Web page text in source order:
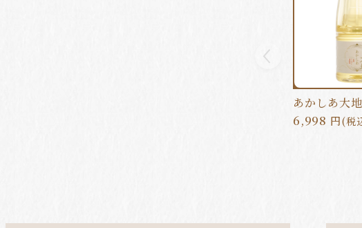
あかしあ大
6,998 円(税